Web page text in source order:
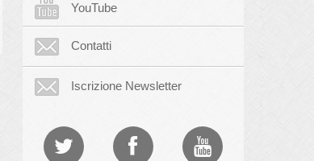
YouTube
Contatti
Iscrizione Newsletter